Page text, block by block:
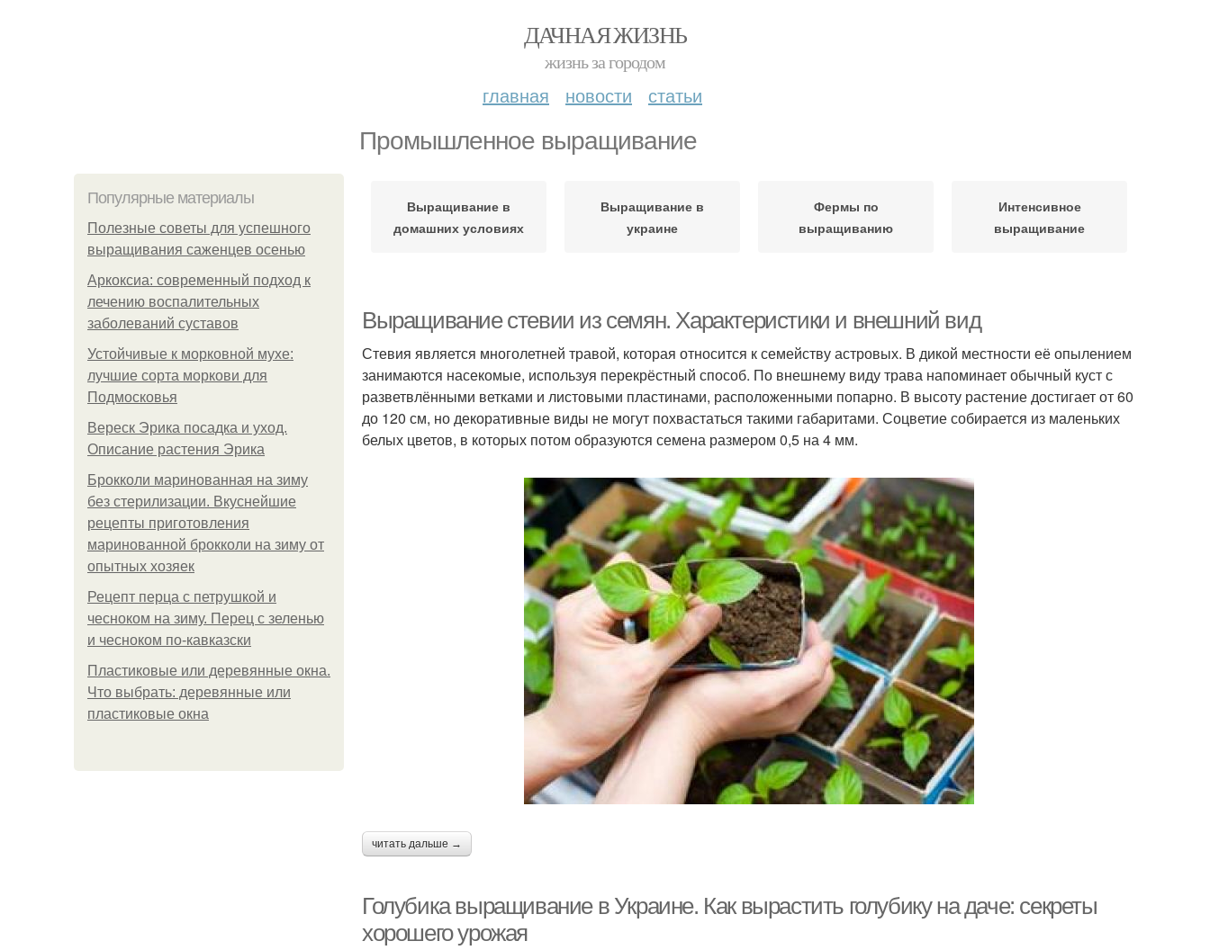
ДАЧНАЯ ЖИЗНЬ
жизнь за городом
главная новости статьи
Промышленное выращивание
Популярные материалы
Полезные советы для успешного
выращивания саженцев осенью
Аркоксиа: современный подход к
лечению воспалительных
заболеваний суставов
Устойчивые к морковной мухе:
лучшие сорта моркови для
Подмосковья
Вереск Эрика посадка и уход.
Описание растения Эрика
Брокколи маринованная на зиму
без стерилизации. Вкуснейшие
рецепты приготовления
маринованной брокколи на зиму от
опытных хозяек
Рецепт перца с петрушкой и
чесноком на зиму. Перец с зеленью
и чесноком по-кавказски
Пластиковые или деревянные окна.
Что выбрать: деревянные или
пластиковые окна
Выращивание в
домашних условиях
Выращивание в
украине
Фермы по
выращиванию
Интенсивное
выращивание
Выращивание стевии из семян. Характеристики и внешний вид
Стевия является многолетней травой, которая относится к семейству астровых. В дикой местности её опылением
занимаются насекомые, используя перекрёстный способ. По внешнему виду трава напоминает обычный куст с
разветвлёнными ветками и листовыми пластинами, расположенными попарно. В высоту растение достигает от 60
до 120 см, но декоративные виды не могут похвастаться такими габаритами. Соцветие собирается из маленьких
белых цветов, в которых потом образуются семена размером 0,5 на 4 мм.
читать дальше →
Голубика выращивание в Украине. Как вырастить голубику на даче: секреты
хорошего урожая